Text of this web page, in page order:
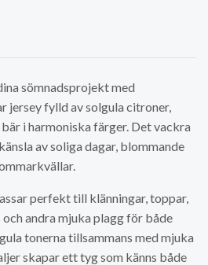
sömnadsprojekt med
jersey fylld av solgula citroner,
i harmoniska färger. Det vackra
av soliga dagar, blommande
perfekt till klänningar, toppar,
andra mjuka plagg för både
tonerna tillsammans med mjuka
skapar ett tyg som känns både